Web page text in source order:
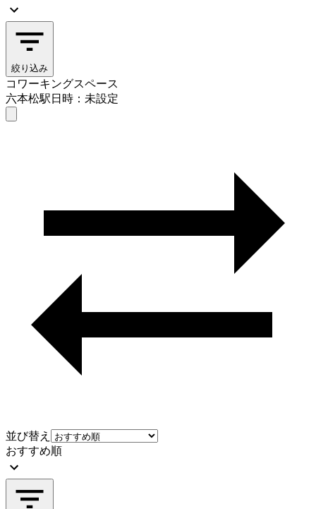
絞り込み
コワーキングスペース
六本松駅日時：未設定
並び替え
おすすめ順